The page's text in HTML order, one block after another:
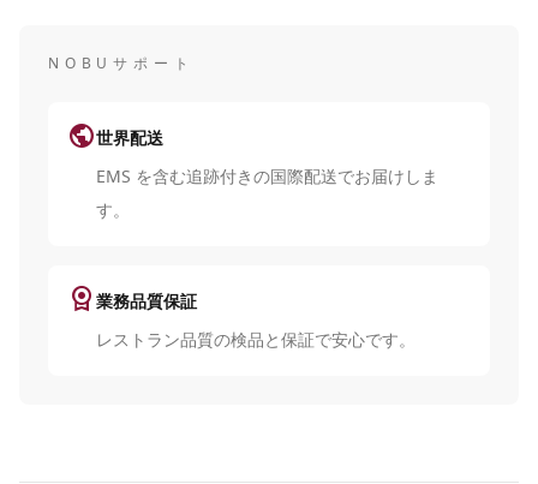
NOBUサポート
public世界配送
EMS を含む追跡付きの国際配送でお届けしま
す。
license 業務品質保証
レストラン品質の検品と保証で安心です。